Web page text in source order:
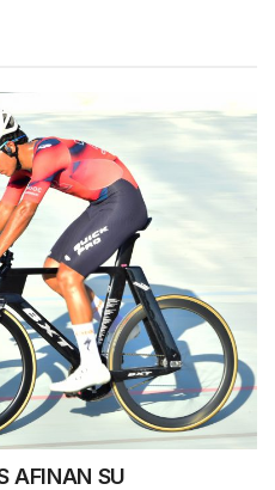
AFINAN SU